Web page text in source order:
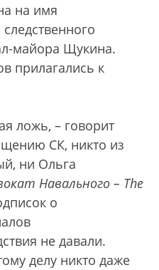
на имя
майора Щукина.
прилагались к
ложь, – говорит
СК, никто из
ни Ольга
Навального – The
о
не давали.
делу никто даже